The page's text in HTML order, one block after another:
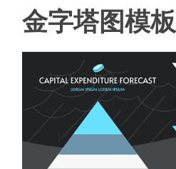
金字塔图模板